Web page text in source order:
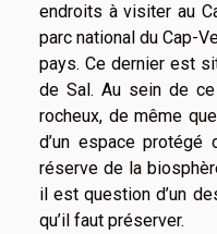
endroits à visiter au
parc national du Cap-
pays. Ce dernier est
de Sal. Au sein de
rocheux, de même
d’un espace
réserve de la
il est question d’un
qu’il faut préserver.